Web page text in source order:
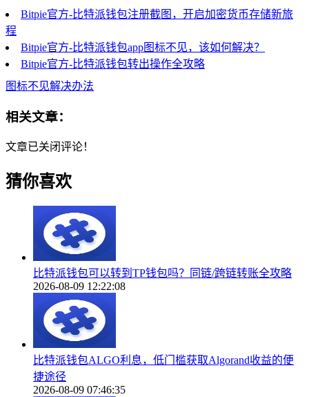
Bitpie官方-比特派钱包注册截图，开启加密货币存储新旅
程
Bitpie官方-比特派钱包app图标不见，该如何解决？
Bitpie官方-比特派钱包转出操作全攻略
图标不见解决办法
相关文章：
文章已关闭评论！
猜你喜欢
比特派钱包可以转到TP钱包吗？同链/跨链转账全攻略
2026-08-09 12:22:08
比特派钱包ALGO利息，低门槛获取Algorand收益的便
捷途径
2026-08-09 07:46:35